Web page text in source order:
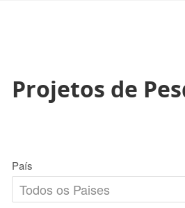
Projetos de
País